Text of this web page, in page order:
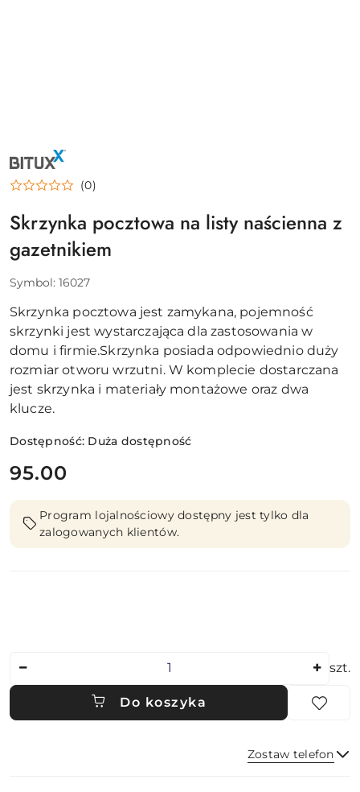
NAZWA
PRODUCENTA:
BITUXX
(0)
Skrzynka pocztowa na listy naścienna z
gazetnikiem
Symbol: 16027
Skrzynka pocztowa jest zamykana, pojemność
skrzynki jest wystarczająca dla zastosowania w
domu i firmie.Skrzynka posiada odpowiednio duży
rozmiar otworu wrzutni. W komplecie dostarczana
jest skrzynka i materiały montażowe oraz dwa
klucze.
Dostępność: Duża dostępność
cena:
95.00
Program lojalnościowy dostępny jest tylko dla
zalogowanych klientów.
szt.
Do koszyka
Zostaw telefon